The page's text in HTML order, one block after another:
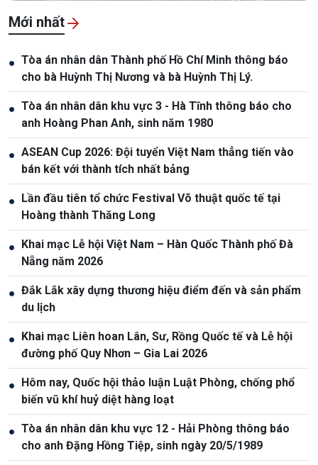
Mới nhất
● Tòa án nhân dân Thành phố Hồ Chí Minh thông báo
cho bà Huỳnh Thị Nương và bà Huỳnh Thị Lý.
● Tòa án nhân dân khu vực 3 - Hà Tĩnh thông báo cho
anh Hoàng Phan Anh, sinh năm 1980
● ASEAN Cup 2026: Đội tuyển Việt Nam thẳng tiến vào
bán kết với thành tích nhất bảng
● Lần đầu tiên tổ chức Festival Võ thuật quốc tế tại
Hoàng thành Thăng Long
● Khai mạc Lễ hội Việt Nam – Hàn Quốc Thành phố Đà
Nẵng năm 2026
● Đắk Lắk xây dựng thương hiệu điểm đến và sản phẩm
du lịch
● Khai mạc Liên hoan Lân, Sư, Rồng Quốc tế và Lễ hội
đường phố Quy Nhơn – Gia Lai 2026
● Hôm nay, Quốc hội thảo luận Luật Phòng, chống phổ
biến vũ khí huỷ diệt hàng loạt
● Tòa án nhân dân khu vực 12 - Hải Phòng thông báo
cho anh Đặng Hồng Tiệp, sinh ngày 20/5/1989